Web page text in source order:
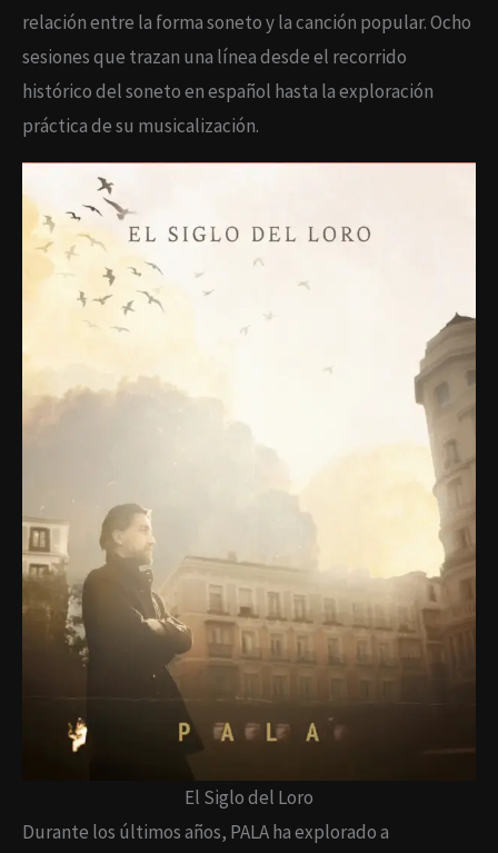
relación entre la forma soneto y la canción popular. Ocho
sesiones que trazan una línea desde el recorrido
histórico del soneto en español hasta la exploración
práctica de su musicalización.
El Siglo del Loro
Durante los últimos años, PALA ha explorado a